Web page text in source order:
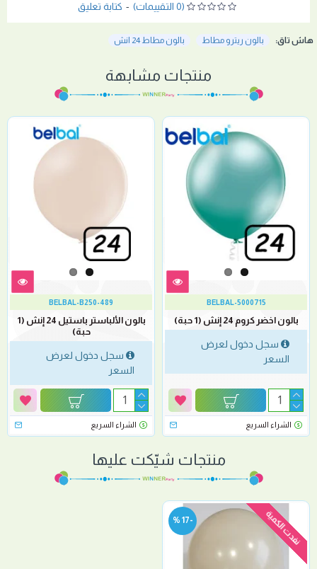
(0 التقييمات) - كتابة تعليق
هاش تاق: بالون ريترو مطاط بالون مطاط 24 انش
منتجات مشابهة
BELBAL-5000715
بالون اخضر كروم 24 إنش (1 حبة)
سجل دخول لعرض
السعر
الشراء السريع
BELBAL-B250-489
بالون الألباستر باستيل 24 إنش (1
حبة)
سجل دخول لعرض
السعر
الشراء السريع
منتجات شيّكت عليها
-17 % نفدت الكمية